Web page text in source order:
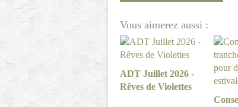
Vous aimerez aussi :
ADT Juillet 2026 -
Rêves de Violettes